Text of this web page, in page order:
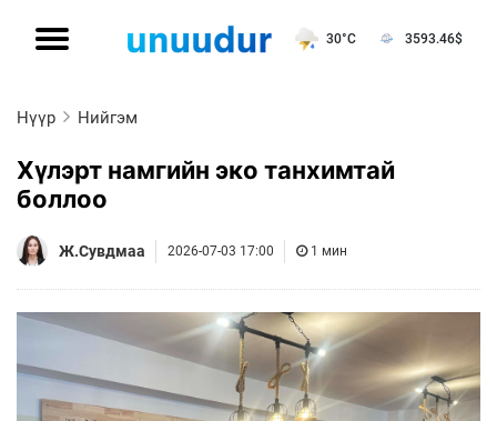
30°C 3593.46$
Нүүр Нийгэм
Хүлэрт намгийн эко танхимтай
боллоо
Ж.Сувдмаа 2026-07-03 17:00 1 мин